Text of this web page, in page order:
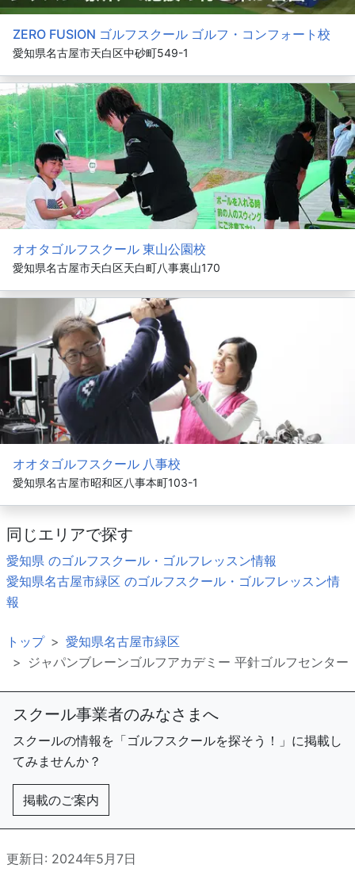
ZERO FUSION ゴルフスクール ゴルフ・コンフォート校
愛知県名古屋市天白区中砂町549-1
オオタゴルフスクール 東山公園校
愛知県名古屋市天白区天白町八事裏山170
オオタゴルフスクール 八事校
愛知県名古屋市昭和区八事本町103-1
同じエリアで探す
愛知県 のゴルフスクール・ゴルフレッスン情報
愛知県名古屋市緑区 のゴルフスクール・ゴルフレッスン情
報
トップ
愛知県名古屋市緑区
ジャパンブレーンゴルフアカデミー 平針ゴルフセンター
スクール事業者のみなさまへ
スクールの情報を「ゴルフスクールを探そう！」に掲載し
てみませんか？
掲載のご案内
更新日: 2024年5月7日